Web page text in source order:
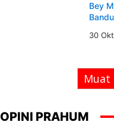
Bey
30
Muat
OPINI PRAHUM